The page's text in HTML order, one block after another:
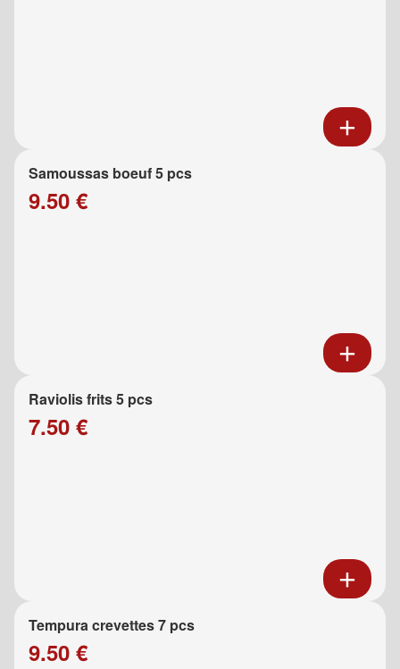
Samoussas boeuf 5 pcs
9.50 €
Raviolis frits 5 pcs
7.50 €
Tempura crevettes 7 pcs
9.50 €